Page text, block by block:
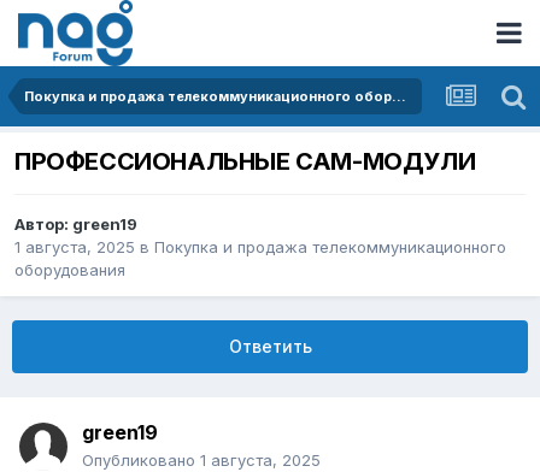
Покупка и продажа телекоммуникационного оборудования
ПРОФЕССИОНАЛЬНЫЕ CAM-МОДУЛИ
Автор: green19
1 августа, 2025 в Покупка и продажа телекоммуникационного
оборудования
Ответить
green19
Опубликовано 1 августа, 2025